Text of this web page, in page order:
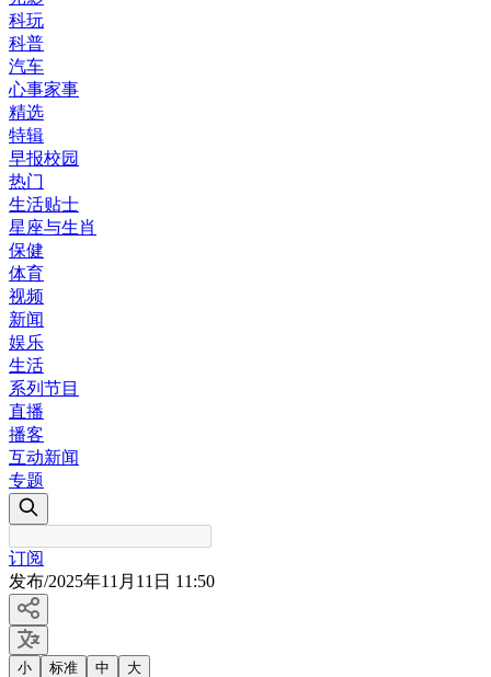
科玩
科普
汽车
心事家事
精选
特辑
早报校园
热门
生活贴士
星座与生肖
保健
体育
视频
新闻
娱乐
生活
系列节目
直播
播客
互动新闻
专题
订阅
发布/2025年11月11日 11:50
小 标准 中 大